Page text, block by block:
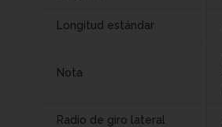
Longitud estándar
Nota
Radio de giro lateral